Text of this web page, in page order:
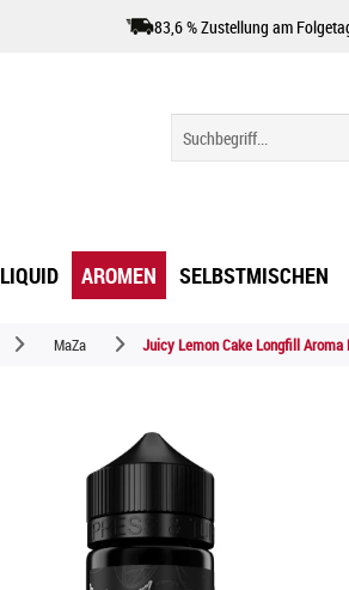
83,6 % Zustellung am
LIQUID AROMEN SELBSTMISCHEN
MaZa Juicy Lemon Cake Longfill Aroma